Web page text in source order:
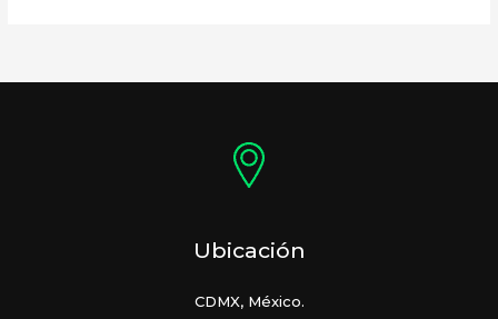
Ubicación
CDMX, México.